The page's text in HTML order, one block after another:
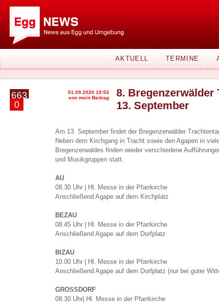
AKTUELL TERMINE
663
0
01.09.2020 19:53
von mein Beitrag
8. Bregenzerwälder
13. September
Am 13. September findet der Bregenzerwälder
Neben dem Kirchgang in Tracht sowie den Agapen in
Bregenzerwaldes finden wieder verschiedene
und Musikgruppen statt.
AU
08.30 Uhr | Hl. Messe in der Pfarrkirche
Anschließend Agape auf dem Kirchplatz
BEZAU
08.45 Uhr | Hl. Messe in der Pfarrkirche
Anschließend Agape auf dem Dorfplatz
BIZAU
10.00 Uhr | Hl. Messe in der Pfarrkirche
Anschließend Agape auf dem Dorfplatz (nur bei guter
GROSSDORF
08.30 Uhr| Hl. Messe in der Pfarrkirche